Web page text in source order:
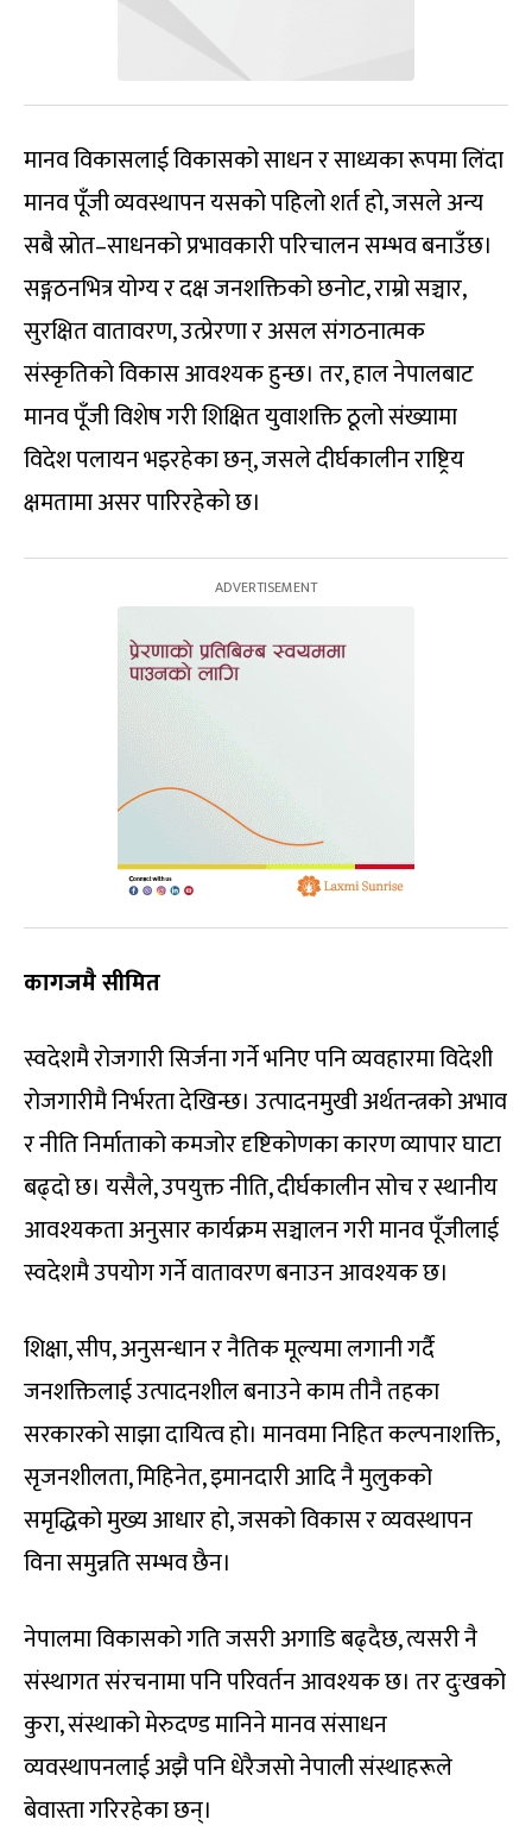
मानव विकासलाई विकासको साधन र साध्यका रूपमा लिंदा
मानव पूँजी व्यवस्थापन यसको पहिलो शर्त हो, जसले अन्य
सबै स्रोत–साधनको प्रभावकारी परिचालन सम्भव बनाउँछ।
सङ्गठनभित्र योग्य र दक्ष जनशक्तिको छनोट, राम्रो सञ्चार,
सुरक्षित वातावरण, उत्प्रेरणा र असल संगठनात्मक
संस्कृतिको विकास आवश्यक हुन्छ। तर, हाल नेपालबाट
मानव पूँजी विशेष गरी शिक्षित युवाशक्ति ठूलो संख्यामा
विदेश पलायन भइरहेका छन्, जसले दीर्घकालीन राष्ट्रिय
क्षमतामा असर पारिरहेको छ।
कागजमै सीमित
स्वदेशमै रोजगारी सिर्जना गर्ने भनिए पनि व्यवहारमा विदेशी
रोजगारीमै निर्भरता देखिन्छ। उत्पादनमुखी अर्थतन्त्रको अभाव
र नीति निर्माताको कमजोर दृष्टिकोणका कारण व्यापार घाटा
बढ्दो छ। यसैले, उपयुक्त नीति, दीर्घकालीन सोच र स्थानीय
आवश्यकता अनुसार कार्यक्रम सञ्चालन गरी मानव पूँजीलाई
स्वदेशमै उपयोग गर्ने वातावरण बनाउन आवश्यक छ।
शिक्षा, सीप, अनुसन्धान र नैतिक मूल्यमा लगानी गर्दै
जनशक्तिलाई उत्पादनशील बनाउने काम तीनै तहका
सरकारको साझा दायित्व हो। मानवमा निहित कल्पनाशक्ति,
सृजनशीलता, मिहिनेत, इमानदारी आदि नै मुलुकको
समृद्धिको मुख्य आधार हो, जसको विकास र व्यवस्थापन
विना समुन्नति सम्भव छैन।
नेपालमा विकासको गति जसरी अगाडि बढ्दैछ, त्यसरी नै
संस्थागत संरचनामा पनि परिवर्तन आवश्यक छ। तर दुःखको
कुरा, संस्थाको मेरुदण्ड मानिने मानव संसाधन
व्यवस्थापनलाई अझै पनि धेरैजसो नेपाली संस्थाहरूले
बेवास्ता गरिरहेका छन्।